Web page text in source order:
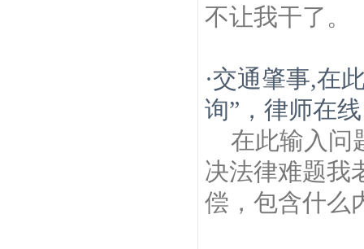
不让我干了。
·交通肇事,在
询”，律师在线
在此输入问
决法律难题我
偿，包含什么